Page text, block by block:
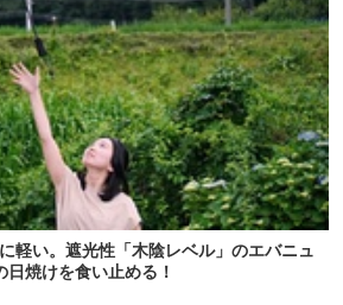
軽い。遮光性「木陰レベル」のエバニュ
焼けを食い止める！